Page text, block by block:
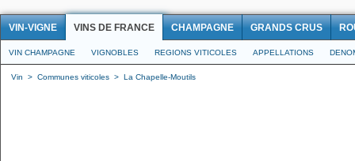
VIN-VIGNE VINS DE FRANCE CHAMPAGNE GRANDS CRUS
VIN CHAMPAGNE VIGNOBLES REGIONS VITICOLES APPELLATIONS
Vin > Communes viticoles > La Chapelle-Moutils